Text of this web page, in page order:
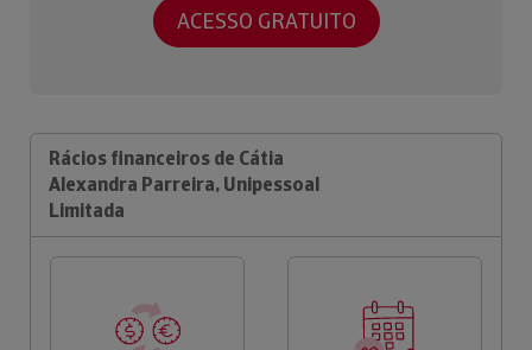
ACESSO GRATUITO
Rácios financeiros de Cátia
Alexandra Parreira, Unipessoal
Limitada